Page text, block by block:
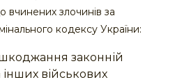
вчинених злочинів за
кодексу України:
законній
інших військових